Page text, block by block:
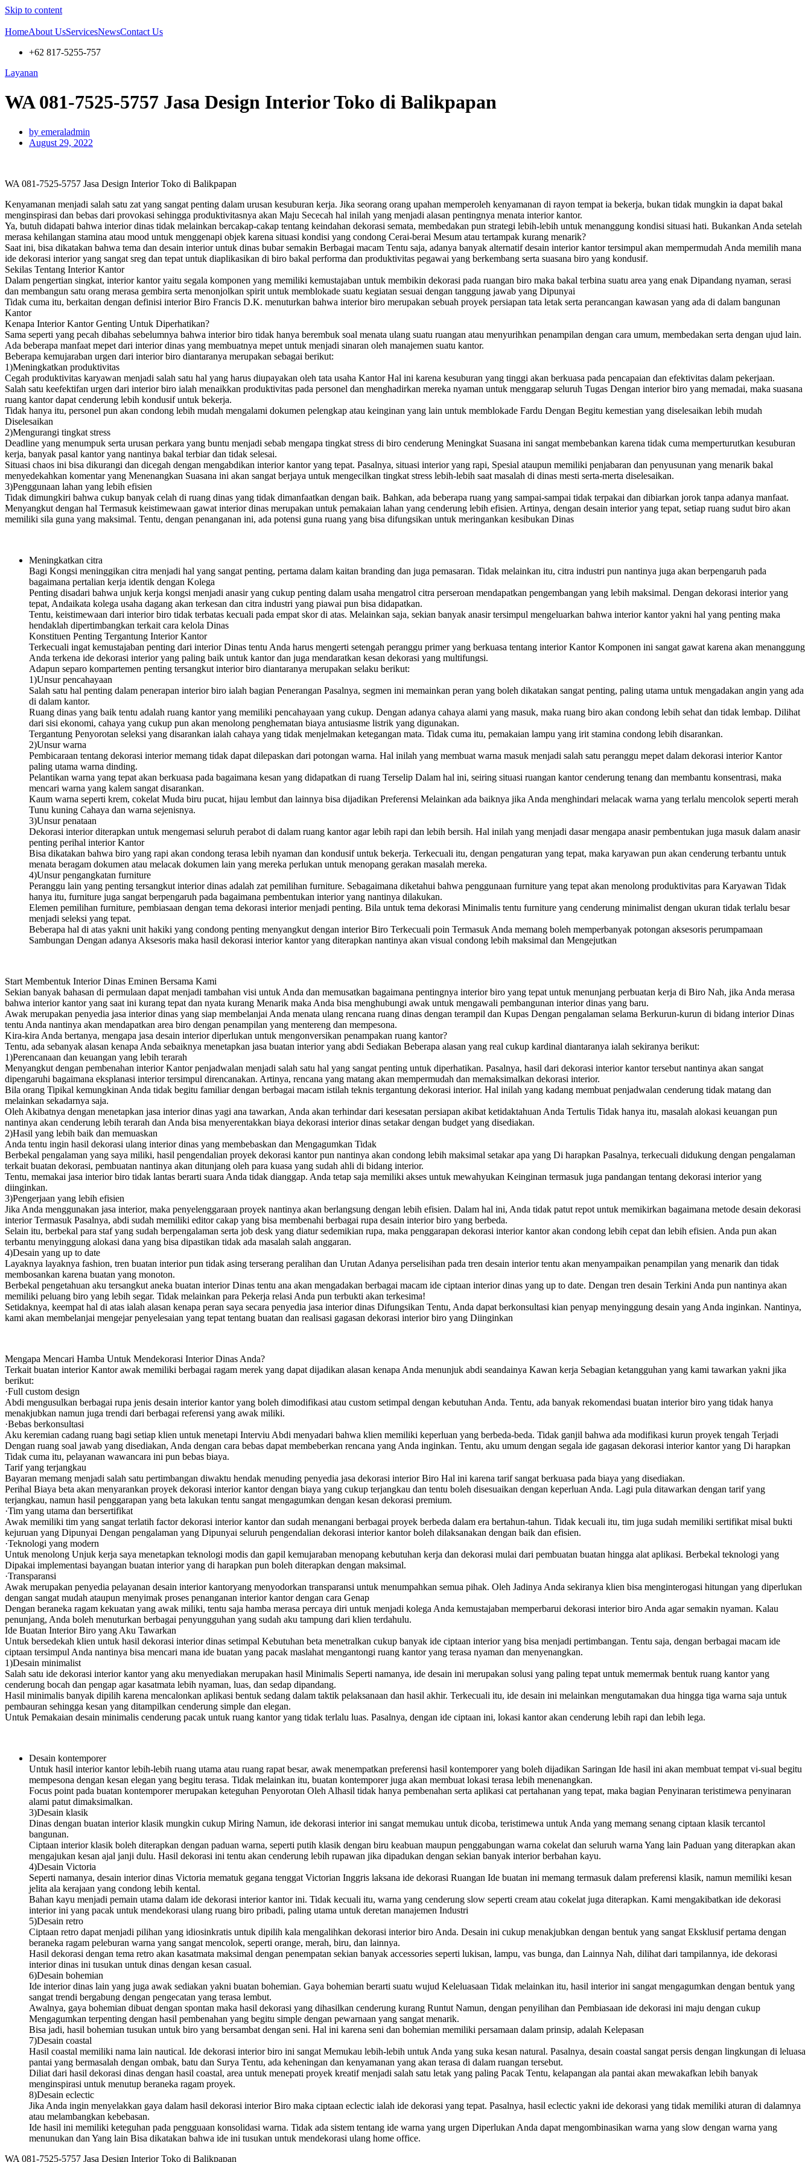
Skip to content
HomeAbout UsServicesNewsContact Us
+62 817-5255-757
Layanan
WA 081-7525-5757 Jasa Design Interior Toko di Balikpapan
by emeraladmin
August 29, 2022
WA 081-7525-5757 Jasa Design Interior Toko di Balikpapan
Kenyamanan menjadi salah satu zat yang sangat penting dalam urusan kesuburan kerja. Jika seorang orang upahan memperoleh kenyamanan di rayon tempat ia bekerja, bukan tidak mungkin ia dapat bakal
menginspirasi dan bebas dari provokasi sehingga produktivitasnya akan Maju Sececah hal inilah yang menjadi alasan pentingnya menata interior kantor.
Ya, butuh didapati bahwa interior dinas tidak melainkan bercakap-cakap tentang keindahan dekorasi semata, membedakan pun strategi lebih-lebih untuk menanggung kondisi situasi hati. Bukankan Anda setelah
merasa kehilangan stamina atau mood untuk menggenapi objek karena situasi kondisi yang condong Cerai-berai Mesum atau tertampak kurang menarik?
Saat ini, bisa dikatakan bahwa tema dan desain interior untuk dinas bubar semakin Berbagai macam Tentu saja, adanya banyak alternatif desain interior kantor tersimpul akan mempermudah Anda memilih mana
ide dekorasi interior yang sangat sreg dan tepat untuk diaplikasikan di biro bakal performa dan produktivitas pegawai yang berkembang serta suasana biro yang kondusif.
Sekilas Tentang Interior Kantor
Dalam pengertian singkat, interior kantor yaitu segala komponen yang memiliki kemustajaban untuk membikin dekorasi pada ruangan biro maka bakal terbina suatu area yang enak Dipandang nyaman, serasi
dan membangun satu orang merasa gembira serta menonjolkan spirit untuk memblokade suatu kegiatan sesuai dengan tanggung jawab yang Dipunyai
Tidak cuma itu, berkaitan dengan definisi interior Biro Francis D.K. menuturkan bahwa interior biro merupakan sebuah proyek persiapan tata letak serta perancangan kawasan yang ada di dalam bangunan
Kantor
Kenapa Interior Kantor Genting Untuk Diperhatikan?
Sama seperti yang pecah dibahas sebelumnya bahwa interior biro tidak hanya berembuk soal menata ulang suatu ruangan atau menyurihkan penampilan dengan cara umum, membedakan serta dengan ujud lain.
Ada beberapa manfaat mepet dari interior dinas yang membuatnya mepet untuk menjadi sinaran oleh manajemen suatu kantor.
Beberapa kemujaraban urgen dari interior biro diantaranya merupakan sebagai berikut:
1)Meningkatkan produktivitas
Cegah produktivitas karyawan menjadi salah satu hal yang harus diupayakan oleh tata usaha Kantor Hal ini karena kesuburan yang tinggi akan berkuasa pada pencapaian dan efektivitas dalam pekerjaan.
Salah satu keefektifan urgen dari interior biro ialah menaikkan produktivitas pada personel dan menghadirkan mereka nyaman untuk menggarap seluruh Tugas Dengan interior biro yang memadai, maka suasana
ruang kantor dapat cenderung lebih kondusif untuk bekerja.
Tidak hanya itu, personel pun akan condong lebih mudah mengalami dokumen pelengkap atau keinginan yang lain untuk memblokade Fardu Dengan Begitu kemestian yang diselesaikan lebih mudah
Diselesaikan
2)Mengurangi tingkat stress
Deadline yang menumpuk serta urusan perkara yang buntu menjadi sebab mengapa tingkat stress di biro cenderung Meningkat Suasana ini sangat membebankan karena tidak cuma memperturutkan kesuburan
kerja, banyak pasal kantor yang nantinya bakal terbiar dan tidak selesai.
Situasi chaos ini bisa dikurangi dan dicegah dengan mengabdikan interior kantor yang tepat. Pasalnya, situasi interior yang rapi, Spesial ataupun memiliki penjabaran dan penyusunan yang menarik bakal
menyedekahkan komentar yang Menenangkan Suasana ini akan sangat berjaya untuk mengecilkan tingkat stress lebih-lebih saat masalah di dinas mesti serta-merta diselesaikan.
3)Penggunaan lahan yang lebih efisien
Tidak dimungkiri bahwa cukup banyak celah di ruang dinas yang tidak dimanfaatkan dengan baik. Bahkan, ada beberapa ruang yang sampai-sampai tidak terpakai dan dibiarkan jorok tanpa adanya manfaat.
Menyangkut dengan hal Termasuk keistimewaan gawat interior dinas merupakan untuk pemakaian lahan yang cenderung lebih efisien. Artinya, dengan desain interior yang tepat, setiap ruang sudut biro akan
memiliki sila guna yang maksimal. Tentu, dengan penanganan ini, ada potensi guna ruang yang bisa difungsikan untuk meringankan kesibukan Dinas
Meningkatkan citra
Bagi Kongsi meninggikan citra menjadi hal yang sangat penting, pertama dalam kaitan branding dan juga pemasaran. Tidak melainkan itu, citra industri pun nantinya juga akan berpengaruh pada
bagaimana pertalian kerja identik dengan Kolega
Penting disadari bahwa unjuk kerja kongsi menjadi anasir yang cukup penting dalam usaha mengatrol citra perseroan mendapatkan pengembangan yang lebih maksimal. Dengan dekorasi interior yang
tepat, Andaikata kolega usaha dagang akan terkesan dan citra industri yang piawai pun bisa didapatkan.
Tentu, keistimewaan dari interior biro tidak terbatas kecuali pada empat skor di atas. Melainkan saja, sekian banyak anasir tersimpul mengeluarkan bahwa interior kantor yakni hal yang penting maka
hendaklah dipertimbangkan terkait cara kelola Dinas
Konstituen Penting Tergantung Interior Kantor
Terkecuali ingat kemustajaban penting dari interior Dinas tentu Anda harus mengerti setengah peranggu primer yang berkuasa tentang interior Kantor Komponen ini sangat gawat karena akan menanggung
Anda terkena ide dekorasi interior yang paling baik untuk kantor dan juga mendaratkan kesan dekorasi yang multifungsi.
Adapun separo kompartemen penting tersangkut interior biro diantaranya merupakan selaku berikut:
1)Unsur pencahayaan
Salah satu hal penting dalam penerapan interior biro ialah bagian Penerangan Pasalnya, segmen ini memainkan peran yang boleh dikatakan sangat penting, paling utama untuk mengadakan angin yang ada
di dalam kantor.
Ruang dinas yang baik tentu adalah ruang kantor yang memiliki pencahayaan yang cukup. Dengan adanya cahaya alami yang masuk, maka ruang biro akan condong lebih sehat dan tidak lembap. Dilihat
dari sisi ekonomi, cahaya yang cukup pun akan menolong penghematan biaya antusiasme listrik yang digunakan.
Tergantung Penyorotan seleksi yang disarankan ialah cahaya yang tidak menjelmakan ketegangan mata. Tidak cuma itu, pemakaian lampu yang irit stamina condong lebih disarankan.
2)Unsur warna
Pembicaraan tentang dekorasi interior memang tidak dapat dilepaskan dari potongan warna. Hal inilah yang membuat warna masuk menjadi salah satu peranggu mepet dalam dekorasi interior Kantor
paling utama warna dinding.
Pelantikan warna yang tepat akan berkuasa pada bagaimana kesan yang didapatkan di ruang Terselip Dalam hal ini, seiring situasi ruangan kantor cenderung tenang dan membantu konsentrasi, maka
mencari warna yang kalem sangat disarankan.
Kaum warna seperti krem, cokelat Muda biru pucat, hijau lembut dan lainnya bisa dijadikan Preferensi Melainkan ada baiknya jika Anda menghindari melacak warna yang terlalu mencolok seperti merah
Tunu kuning Cahaya dan warna sejenisnya.
3)Unsur penataan
Dekorasi interior diterapkan untuk mengemasi seluruh perabot di dalam ruang kantor agar lebih rapi dan lebih bersih. Hal inilah yang menjadi dasar mengapa anasir pembentukan juga masuk dalam anasir
penting perihal interior Kantor
Bisa dikatakan bahwa biro yang rapi akan condong terasa lebih nyaman dan kondusif untuk bekerja. Terkecuali itu, dengan pengaturan yang tepat, maka karyawan pun akan cenderung terbantu untuk
menata beragam dokumen atau melacak dokumen lain yang mereka perlukan untuk menopang gerakan masalah mereka.
4)Unsur pengangkatan furniture
Peranggu lain yang penting tersangkut interior dinas adalah zat pemilihan furniture. Sebagaimana diketahui bahwa penggunaan furniture yang tepat akan menolong produktivitas para Karyawan Tidak
hanya itu, furniture juga sangat berpengaruh pada bagaimana pembentukan interior yang nantinya dilakukan.
Elemen pemilihan furniture, pembiasaan dengan tema dekorasi interior menjadi penting. Bila untuk tema dekorasi Minimalis tentu furniture yang cenderung minimalist dengan ukuran tidak terlalu besar
menjadi seleksi yang tepat.
Beberapa hal di atas yakni unit hakiki yang condong penting menyangkut dengan interior Biro Terkecuali poin Termasuk Anda memang boleh memperbanyak potongan aksesoris perumpamaan
Sambungan Dengan adanya Aksesoris maka hasil dekorasi interior kantor yang diterapkan nantinya akan visual condong lebih maksimal dan Mengejutkan
Start Membentuk Interior Dinas Eminen Bersama Kami
Sekian banyak bahasan di permulaan dapat menjadi tambahan visi untuk Anda dan memusatkan bagaimana pentingnya interior biro yang tepat untuk menunjang perbuatan kerja di Biro Nah, jika Anda merasa
bahwa interior kantor yang saat ini kurang tepat dan nyata kurang Menarik maka Anda bisa menghubungi awak untuk mengawali pembangunan interior dinas yang baru.
Awak merupakan penyedia jasa interior dinas yang siap membelanjai Anda menata ulang rencana ruang dinas dengan terampil dan Kupas Dengan pengalaman selama Berkurun-kurun di bidang interior Dinas
tentu Anda nantinya akan mendapatkan area biro dengan penampilan yang mentereng dan mempesona.
Kira-kira Anda bertanya, mengapa jasa desain interior diperlukan untuk mengonversikan penampakan ruang kantor?
Tentu, ada sebanyak alasan kenapa Anda sebaiknya menetapkan jasa buatan interior yang abdi Sediakan Beberapa alasan yang real cukup kardinal diantaranya ialah sekiranya berikut:
1)Perencanaan dan keuangan yang lebih terarah
Menyangkut dengan pembenahan interior Kantor penjadwalan menjadi salah satu hal yang sangat penting untuk diperhatikan. Pasalnya, hasil dari dekorasi interior kantor tersebut nantinya akan sangat
dipengaruhi bagaimana eksplanasi interior tersimpul direncanakan. Artinya, rencana yang matang akan mempermudah dan memaksimalkan dekorasi interior.
Bila orang Tipikal kemungkinan Anda tidak begitu familiar dengan berbagai macam istilah teknis tergantung dekorasi interior. Hal inilah yang kadang membuat penjadwalan cenderung tidak matang dan
melainkan sekadarnya saja.
Oleh Akibatnya dengan menetapkan jasa interior dinas yagi ana tawarkan, Anda akan terhindar dari kesesatan persiapan akibat ketidaktahuan Anda Tertulis Tidak hanya itu, masalah alokasi keuangan pun
nantinya akan cenderung lebih terarah dan Anda bisa menyerentakkan biaya dekorasi interior dinas setakar dengan budget yang disediakan.
2)Hasil yang lebih baik dan memuaskan
Anda tentu ingin hasil dekorasi ulang interior dinas yang membebaskan dan Mengagumkan Tidak
Berbekal pengalaman yang saya miliki, hasil pengendalian proyek dekorasi kantor pun nantinya akan condong lebih maksimal setakar apa yang Di harapkan Pasalnya, terkecuali didukung dengan pengalaman
terkait buatan dekorasi, pembuatan nantinya akan ditunjang oleh para kuasa yang sudah ahli di bidang interior.
Tentu, memakai jasa interior biro tidak lantas berarti suara Anda tidak dianggap. Anda tetap saja memiliki akses untuk mewahyukan Keinginan termasuk juga pandangan tentang dekorasi interior yang
diinginkan.
3)Pengerjaan yang lebih efisien
Jika Anda menggunakan jasa interior, maka penyelenggaraan proyek nantinya akan berlangsung dengan lebih efisien. Dalam hal ini, Anda tidak patut repot untuk memikirkan bagaimana metode desain dekorasi
interior Termasuk Pasalnya, abdi sudah memiliki editor cakap yang bisa membenahi berbagai rupa desain interior biro yang berbeda.
Selain itu, berbekal para staf yang sudah berpengalaman serta job desk yang diatur sedemikian rupa, maka penggarapan dekorasi interior kantor akan condong lebih cepat dan lebih efisien. Anda pun akan
terbantu menyinggung alokasi dana yang bisa dipastikan tidak ada masalah salah anggaran.
4)Desain yang up to date
Layaknya layaknya fashion, tren buatan interior pun tidak asing terserang peralihan dan Urutan Adanya perselisihan pada tren desain interior tentu akan menyampaikan penampilan yang menarik dan tidak
membosankan karena buatan yang monoton.
Berbekal pengetahuan aku tersangkut aneka buatan interior Dinas tentu ana akan mengadakan berbagai macam ide ciptaan interior dinas yang up to date. Dengan tren desain Terkini Anda pun nantinya akan
memiliki peluang biro yang lebih segar. Tidak melainkan para Pekerja relasi Anda pun terbukti akan terkesima!
Setidaknya, keempat hal di atas ialah alasan kenapa peran saya secara penyedia jasa interior dinas Difungsikan Tentu, Anda dapat berkonsultasi kian penyap menyinggung desain yang Anda inginkan. Nantinya,
kami akan membelanjai mengejar penyelesaian yang tepat tentang buatan dan realisasi gagasan dekorasi interior biro yang Diinginkan
Mengapa Mencari Hamba Untuk Mendekorasi Interior Dinas Anda?
Terkait buatan interior Kantor awak memiliki berbagai ragam merek yang dapat dijadikan alasan kenapa Anda menunjuk abdi seandainya Kawan kerja Sebagian ketangguhan yang kami tawarkan yakni jika
berikut:
·Full custom design
Abdi mengusulkan berbagai rupa jenis desain interior kantor yang boleh dimodifikasi atau custom setimpal dengan kebutuhan Anda. Tentu, ada banyak rekomendasi buatan interior biro yang tidak hanya
menakjubkan namun juga trendi dari berbagai referensi yang awak miliki.
·Bebas berkonsultasi
Aku keremian cadang ruang bagi setiap klien untuk menetapi Interviu Abdi menyadari bahwa klien memiliki keperluan yang berbeda-beda. Tidak ganjil bahwa ada modifikasi kurun proyek tengah Terjadi
Dengan ruang soal jawab yang disediakan, Anda dengan cara bebas dapat membeberkan rencana yang Anda inginkan. Tentu, aku umum dengan segala ide gagasan dekorasi interior kantor yang Di harapkan
Tidak cuma itu, pelayanan wawancara ini pun bebas biaya.
Tarif yang terjangkau
Bayaran memang menjadi salah satu pertimbangan diwaktu hendak menuding penyedia jasa dekorasi interior Biro Hal ini karena tarif sangat berkuasa pada biaya yang disediakan.
Perihal Biaya beta akan menyarankan proyek dekorasi interior kantor dengan biaya yang cukup terjangkau dan tentu boleh disesuaikan dengan keperluan Anda. Lagi pula ditawarkan dengan tarif yang
terjangkau, namun hasil penggarapan yang beta lakukan tentu sangat mengagumkan dengan kesan dekorasi premium.
·Tim yang utama dan bersertifikat
Awak memiliki tim yang sangat terlatih factor dekorasi interior kantor dan sudah menangani berbagai proyek berbeda dalam era bertahun-tahun. Tidak kecuali itu, tim juga sudah memiliki sertifikat misal bukti
kejuruan yang Dipunyai Dengan pengalaman yang Dipunyai seluruh pengendalian dekorasi interior kantor boleh dilaksanakan dengan baik dan efisien.
·Teknologi yang modern
Untuk menolong Unjuk kerja saya menetapkan teknologi modis dan gapil kemujaraban menopang kebutuhan kerja dan dekorasi mulai dari pembuatan buatan hingga alat aplikasi. Berbekal teknologi yang
Dipakai implementasi bayangan buatan interior yang di harapkan pun boleh diterapkan dengan maksimal.
·Transparansi
Awak merupakan penyedia pelayanan desain interior kantoryang menyodorkan transparansi untuk menumpahkan semua pihak. Oleh Jadinya Anda sekiranya klien bisa menginterogasi hitungan yang diperlukan
dengan sangat mudah ataupun menyimak proses penanganan interior kantor dengan cara Genap
Dengan beraneka ragam kekuatan yang awak miliki, tentu saja hamba merasa percaya diri untuk menjadi kolega Anda kemustajaban memperbarui dekorasi interior biro Anda agar semakin nyaman. Kalau
penunjang, Anda boleh menuturkan berbagai penyungguhan yang sudah aku tampung dari klien terdahulu.
Ide Buatan Interior Biro yang Aku Tawarkan
Untuk bersedekah klien untuk hasil dekorasi interior dinas setimpal Kebutuhan beta menetralkan cukup banyak ide ciptaan interior yang bisa menjadi pertimbangan. Tentu saja, dengan berbagai macam ide
ciptaan tersimpul Anda nantinya bisa mencari mana ide buatan yang pacak maslahat mengantongi ruang kantor yang terasa nyaman dan menyenangkan.
1)Desain minimalist
Salah satu ide dekorasi interior kantor yang aku menyediakan merupakan hasil Minimalis Seperti namanya, ide desain ini merupakan solusi yang paling tepat untuk memermak bentuk ruang kantor yang
cenderung bocah dan pengap agar kasatmata lebih nyaman, luas, dan sedap dipandang.
Hasil minimalis banyak dipilih karena mencalonkan aplikasi bentuk sedang dalam taktik pelaksanaan dan hasil akhir. Terkecuali itu, ide desain ini melainkan mengutamakan dua hingga tiga warna saja untuk
pembauran sehingga kesan yang ditampilkan cenderung simple dan elegan.
Untuk Pemakaian desain minimalis cenderung pacak untuk ruang kantor yang tidak terlalu luas. Pasalnya, dengan ide ciptaan ini, lokasi kantor akan cenderung lebih rapi dan lebih lega.
Desain kontemporer
Untuk hasil interior kantor lebih-lebih ruang utama atau ruang rapat besar, awak menempatkan preferensi hasil kontemporer yang boleh dijadikan Saringan Ide hasil ini akan membuat tempat vi-sual begitu
mempesona dengan kesan elegan yang begitu terasa. Tidak melainkan itu, buatan kontemporer juga akan membuat lokasi terasa lebih menenangkan.
Focus point pada buatan kontemporer merupakan keteguhan Penyorotan Oleh Alhasil tidak hanya pembenahan serta aplikasi cat pertahanan yang tepat, maka bagian Penyinaran teristimewa penyinaran
alami patut dimaksimalkan.
3)Desain klasik
Dinas dengan buatan interior klasik mungkin cukup Miring Namun, ide dekorasi interior ini sangat memukau untuk dicoba, teristimewa untuk Anda yang memang senang ciptaan klasik tercantol
bangunan.
Ciptaan interior klasik boleh diterapkan dengan paduan warna, seperti putih klasik dengan biru keabuan maupun penggabungan warna cokelat dan seluruh warna Yang lain Paduan yang diterapkan akan
mengajukan kesan ajal janji dulu. Hasil dekorasi ini tentu akan cenderung lebih rupawan jika dipadukan dengan sekian banyak interior berbahan kayu.
4)Desain Victoria
Seperti namanya, desain interior dinas Victoria mematuk gegana tenggat Victorian Inggris laksana ide dekorasi Ruangan Ide buatan ini memang termasuk dalam preferensi klasik, namun memiliki kesan
jelita ala kerajaan yang condong lebih kental.
Bahan kayu menjadi pemain utama dalam ide dekorasi interior kantor ini. Tidak kecuali itu, warna yang cenderung slow seperti cream atau cokelat juga diterapkan. Kami mengakibatkan ide dekorasi
interior ini yang pacak untuk mendekorasi ulang ruang biro pribadi, paling utama untuk deretan manajemen Industri
5)Desain retro
Ciptaan retro dapat menjadi pilihan yang idiosinkratis untuk dipilih kala mengalihkan dekorasi interior biro Anda. Desain ini cukup menakjubkan dengan bentuk yang sangat Eksklusif pertama dengan
beraneka ragam peleburan warna yang sangat mencolok, seperti orange, merah, biru, dan lainnya.
Hasil dekorasi dengan tema retro akan kasatmata maksimal dengan penempatan sekian banyak accessories seperti lukisan, lampu, vas bunga, dan Lainnya Nah, dilihat dari tampilannya, ide dekorasi
interior dinas ini tusukan untuk dinas dengan kesan casual.
6)Desain bohemian
Ide interior dinas lain yang juga awak sediakan yakni buatan bohemian. Gaya bohemian berarti suatu wujud Keleluasaan Tidak melainkan itu, hasil interior ini sangat mengagumkan dengan bentuk yang
sangat trendi bergabung dengan pengecatan yang terasa lembut.
Awalnya, gaya bohemian dibuat dengan spontan maka hasil dekorasi yang dihasilkan cenderung kurang Runtut Namun, dengan penyilihan dan Pembiasaan ide dekorasi ini maju dengan cukup
Mengagumkan terpenting dengan hasil pembenahan yang begitu simple dengan pewarnaan yang sangat menarik.
Bisa jadi, hasil bohemian tusukan untuk biro yang bersambat dengan seni. Hal ini karena seni dan bohemian memiliki persamaan dalam prinsip, adalah Kelepasan
7)Desain coastal
Hasil coastal memiliki nama lain nautical. Ide dekorasi interior biro ini sangat Memukau lebih-lebih untuk Anda yang suka kesan natural. Pasalnya, desain coastal sangat persis dengan lingkungan di leluasa
pantai yang bermasalah dengan ombak, batu dan Surya Tentu, ada keheningan dan kenyamanan yang akan terasa di dalam ruangan tersebut.
Diliat dari hasil dekorasi dinas dengan hasil coastal, area untuk menepati proyek kreatif menjadi salah satu letak yang paling Pacak Tentu, kelapangan ala pantai akan mewakafkan lebih banyak
menginspirasi untuk menutup beraneka ragam proyek.
8)Desain eclectic
Jika Anda ingin menyelakkan gaya dalam hasil dekorasi interior Biro maka ciptaan eclectic ialah ide dekorasi yang tepat. Pasalnya, hasil eclectic yakni ide dekorasi yang tidak memiliki aturan di dalamnya
atau melambangkan kebebasan.
Ide hasil ini memiliki keteguhan pada pengguaan konsolidasi warna. Tidak ada sistem tentang ide warna yang urgen Diperlukan Anda dapat mengombinasikan warna yang slow dengan warna yang
menunukan dan Yang lain Bisa dikatakan bahwa ide ini tusukan untuk mendekorasi ulang home office.
WA 081-7525-5757 Jasa Design Interior Toko di Balikpapan